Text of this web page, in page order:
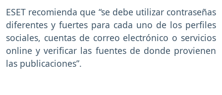
ESET recomienda que “se debe utilizar contraseñas
diferentes y fuertes para cada uno de los perfiles
sociales, cuentas de correo electrónico o servicios
online y verificar las fuentes de donde provienen
las publicaciones”.